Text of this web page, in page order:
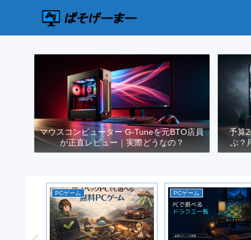
マウスコンピューター G-Tuneを元BTO店員
が正直レビュー｜実際どうなの？
予算
ぶ？
PCゲーム PCゲーム